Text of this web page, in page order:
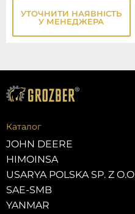
УТОЧНИТИ НАЯВНІСТЬ
У МЕНЕДЖЕРА
Каталог
JOHN DEERE
HIMOINSA
USARYA POLSKA SP. Z O.O
SAE-SMB
YANMAR